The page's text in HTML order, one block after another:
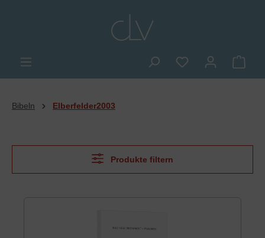
Du hast 0
Bibeln Elberfelder2003
Produkte filtern